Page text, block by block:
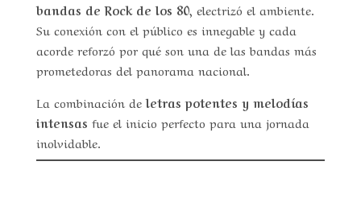
bandas de Rock de los 80, electrizó el ambiente.
Su conexión con el público es innegable y cada
acorde reforzó por qué son una de las bandas más
prometedoras del panorama nacional.
La combinación deletras potentes y melodías
intensas fue el inicio perfecto para una jornada
inolvidable.